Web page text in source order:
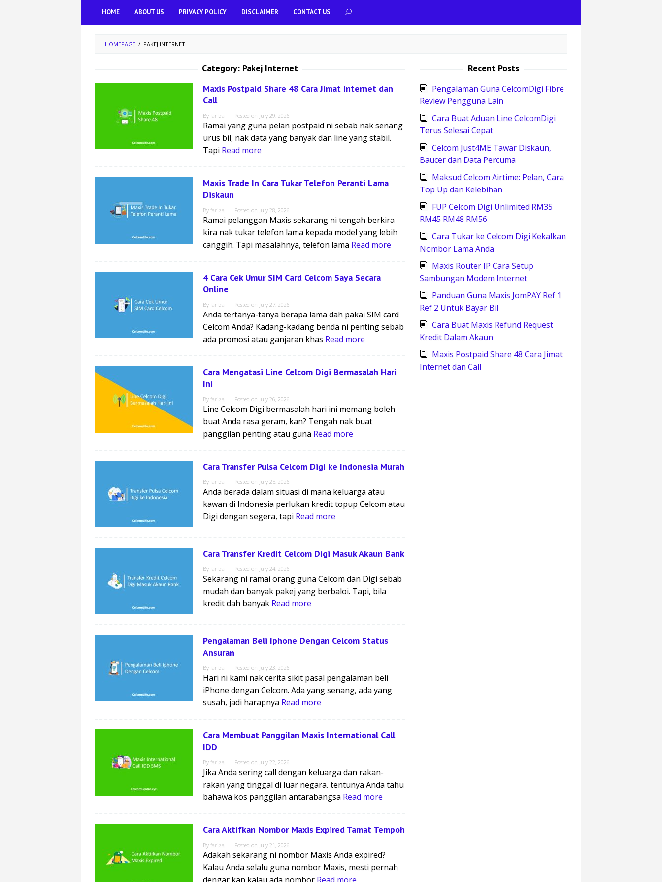
HOME ABOUT US PRIVACY POLICY DISCLAIMER CONTACT US
HOMEPAGE / PAKEJ INTERNET
Category: Pakej Internet
Maxis Postpaid Share 48 Cara Jimat Internet dan
Call
By fariza Posted on July 29, 2026
Ramai yang guna pelan postpaid ni sebab nak senang
urus bil, nak data yang banyak dan line yang stabil.
Tapi Read more
Maxis Trade In Cara Tukar Telefon Peranti Lama
Diskaun
By fariza Posted on July 28, 2026
Ramai pelanggan Maxis sekarang ni tengah berkira-
kira nak tukar telefon lama kepada model yang lebih
canggih. Tapi masalahnya, telefon lama Read more
4 Cara Cek Umur SIM Card Celcom Saya Secara
Online
By fariza Posted on July 27, 2026
Anda tertanya-tanya berapa lama dah pakai SIM card
Celcom Anda? Kadang-kadang benda ni penting sebab
ada promosi atau ganjaran khas Read more
Cara Mengatasi Line Celcom Digi Bermasalah Hari
Ini
By fariza Posted on July 26, 2026
Line Celcom Digi bermasalah hari ini memang boleh
buat Anda rasa geram, kan? Tengah nak buat
panggilan penting atau guna Read more
Cara Transfer Pulsa Celcom Digi ke Indonesia Murah
By fariza Posted on July 25, 2026
Anda berada dalam situasi di mana keluarga atau
kawan di Indonesia perlukan kredit topup Celcom atau
Digi dengan segera, tapi Read more
Cara Transfer Kredit Celcom Digi Masuk Akaun Bank
By fariza Posted on July 24, 2026
Sekarang ni ramai orang guna Celcom dan Digi sebab
mudah dan banyak pakej yang berbaloi. Tapi, bila
kredit dah banyak Read more
Pengalaman Beli Iphone Dengan Celcom Status
Ansuran
By fariza Posted on July 23, 2026
Hari ni kami nak cerita sikit pasal pengalaman beli
iPhone dengan Celcom. Ada yang senang, ada yang
susah, jadi harapnya Read more
Cara Membuat Panggilan Maxis International Call
IDD
By fariza Posted on July 22, 2026
Jika Anda sering call dengan keluarga dan rakan-
rakan yang tinggal di luar negara, tentunya Anda tahu
bahawa kos panggilan antarabangsa Read more
Cara Aktifkan Nombor Maxis Expired Tamat Tempoh
By fariza Posted on July 21, 2026
Adakah sekarang ni nombor Maxis Anda expired?
Kalau Anda selalu guna nombor Maxis, mesti pernah
dengar kan kalau ada nombor Read more
Recent Posts
Pengalaman Guna CelcomDigi Fibre
Review Pengguna Lain
Cara Buat Aduan Line CelcomDigi
Terus Selesai Cepat
Celcom Just4ME Tawar Diskaun,
Baucer dan Data Percuma
Maksud Celcom Airtime: Pelan, Cara
Top Up dan Kelebihan
FUP Celcom Digi Unlimited RM35
RM45 RM48 RM56
Cara Tukar ke Celcom Digi Kekalkan
Nombor Lama Anda
Maxis Router IP Cara Setup
Sambungan Modem Internet
Panduan Guna Maxis JomPAY Ref 1
Ref 2 Untuk Bayar Bil
Cara Buat Maxis Refund Request
Kredit Dalam Akaun
Maxis Postpaid Share 48 Cara Jimat
Internet dan Call